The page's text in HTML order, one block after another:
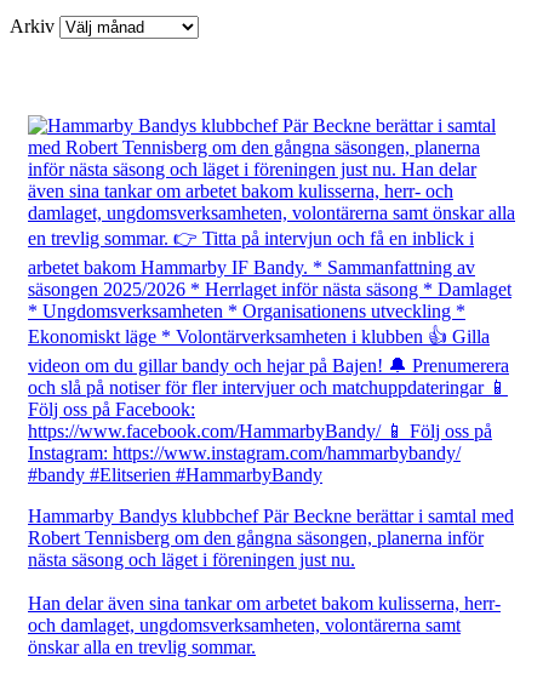
Arkiv
Hammarby Bandys klubbchef Pär Beckne berättar i samtal med
Robert Tennisberg om den gångna säsongen, planerna inför
nästa säsong och läget i föreningen just nu.
Han delar även sina tankar om arbetet bakom kulisserna, herr-
och damlaget, ungdomsverksamheten, volontärerna samt
önskar alla en trevlig sommar.